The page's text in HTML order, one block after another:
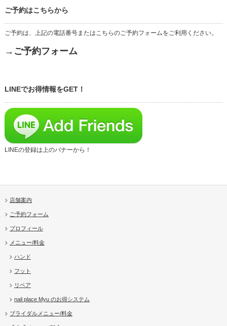
ご予約はこちらから
ご予約は、上記の電話番号またはこちらのご予約フォームをご利用ください。
→ご予約フォーム
LINEでお得情報をGET！
LINEの登録は上のバナーから！
店舗案内
ご予約フォーム
プロフィール
メニュー/料金
ハンド
フット
リペア
nail place Myu のお得システム
ブライダルメニュー/料金